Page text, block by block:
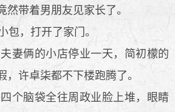
然带着男朋友见家长了。
，打开了家门。
妻俩的小店停业一天，简初檬的
，许卓柒都不下楼跑腾了。
个脑袋全往周政业脸上堆，眼睛